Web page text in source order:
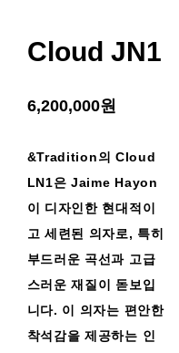
Cloud JN1
6,200,000원
&Tradition의 Cloud
LN1은 Jaime Hayon
이 디자인한 현대적이
고 세련된 의자로, 특히
부드러운 곡선과 고급
스러운 재질이 돋보입
니다. 이 의자는 편안한
착석감을 제공하는 인